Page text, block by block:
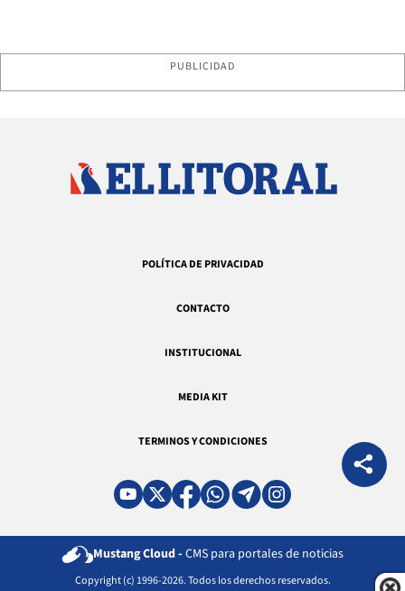
PUBLICIDAD
POLÍTICA DE PRIVACIDAD
CONTACTO
INSTITUCIONAL
MEDIA KIT
TERMINOS Y CONDICIONES
Mustang Cloud - CMS para portales de noticias
Copyright (c) 1996-2026. Todos los derechos reservados.